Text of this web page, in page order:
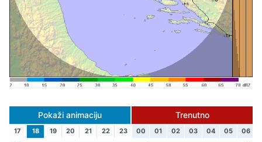
Pokaži animaciju Trenutno
17 18 19 20 21 22 23 00 01 02 03 04 05 06